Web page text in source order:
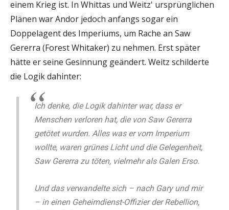
einem Krieg ist. In Whittas und Weitz' ursprünglichen
Plänen war Andor jedoch anfangs sogar ein
Doppelagent des Imperiums, um Rache an Saw
Gererra (Forest Whitaker) zu nehmen. Erst später
hätte er seine Gesinnung geändert. Weitz schilderte
die Logik dahinter:
Ich denke, die Logik dahinter war, dass er
Menschen verloren hat, die von Saw Gererra
getötet wurden. Alles was er vom Imperium
wollte, waren grünes Licht und die Gelegenheit,
Saw Gererra zu töten, vielmehr als Galen Erso.
Und das verwandelte sich – nach Gary und mir
– in einen Geheimdienst-Offizier der Rebellion,